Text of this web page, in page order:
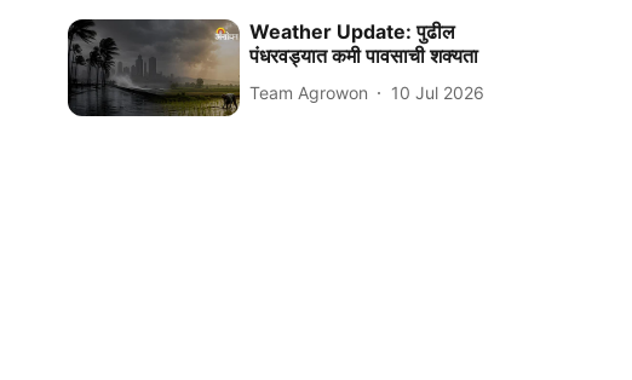
Weather Update: पुढील
पंधरवड्यात कमी पावसाची शक्यता
Team Agrowon 10 Jul 2026